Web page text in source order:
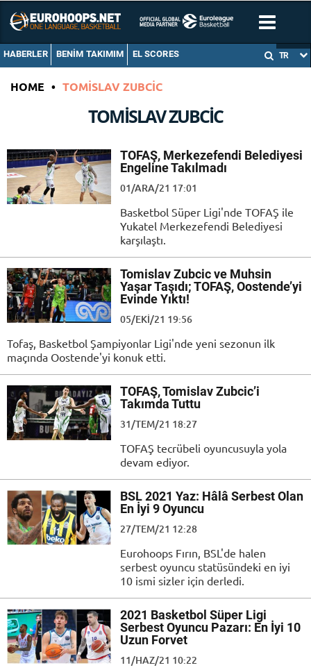
HABERLER BENIM TAKIMIM EL SCORES TR
HOME • TOMISLAV ZUBCIC
TOMISLAV ZUBCIC
TOFAŞ, Merkezefendi Belediyesi
Engeline Takılmadı
01/ARA/21 17:01
Basketbol Süper Ligi'nde TOFAŞ ile
Yukatel Merkezefendi Belediyesi
karşılaştı.
Tomislav Zubcic ve Muhsin
Yaşar Taşıdı; TOFAŞ, Oostende’yi
Evinde Yıktı!
05/EKI/21 19:56
Tofaş, Basketbol Şampiyonlar Ligi'nde yeni sezonun ilk
maçında Oostende'yi konuk etti.
TOFAŞ, Tomislav Zubcic’i
Takımda Tuttu
31/TEM/21 18:27
TOFAŞ tecrübeli oyuncusuyla yola
devam ediyor.
BSL 2021 Yaz: Hâlâ Serbest Olan
En İyi 9 Oyuncu
27/TEM/21 12:28
Eurohoops Fırın, BSL'de halen
serbest oyuncu statüsündeki en iyi
10 ismi sizler için derledi.
2021 Basketbol Süper Ligi
Serbest Oyuncu Pazarı: En İyi 10
Uzun Forvet
11/HAZ/21 10:22